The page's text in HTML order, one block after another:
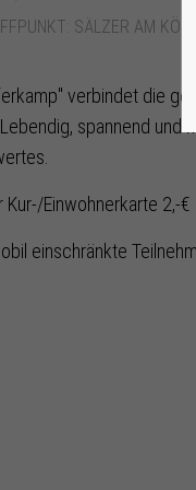
SÄLZER AM
verbindet die
spannend und
Einwohnerkarte 2,-
einschränkte